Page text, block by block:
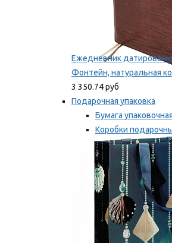
Ежедневник
Фонтейн, натуральная
3 350.74 руб
Подарочная упаковка
Бумага упаковочная
Коробки
Ленты, бобины
Мы рекомендуем